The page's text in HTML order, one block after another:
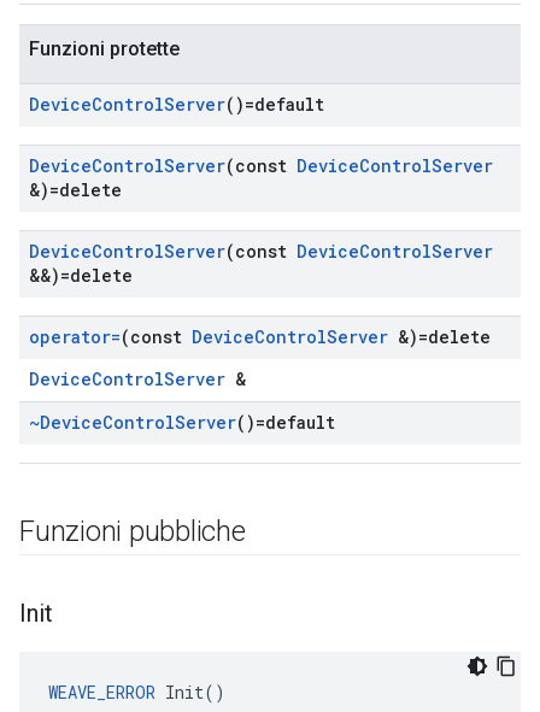
Funzioni protette
DeviceControlServer()=default
DeviceControlServer(const DeviceControlServer
&)=delete
DeviceControlServer(const DeviceControlServer
&&)=delete
operator=(const DeviceControlServer &)=delete
DeviceControlServer &
~DeviceControlServer()=default
Funzioni pubbliche
Init
WEAVE_ERROR Init()